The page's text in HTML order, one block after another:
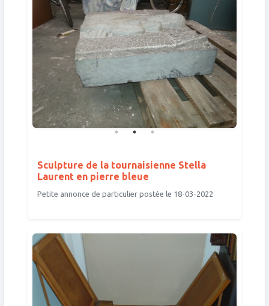
Sculpture de la tournaisienne Stella
Laurent en pierre bleue
Petite annonce de particulier postée le 18-03-2022